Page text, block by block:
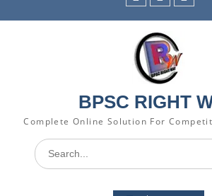
BPSC RIGHT
Complete Online Solution For